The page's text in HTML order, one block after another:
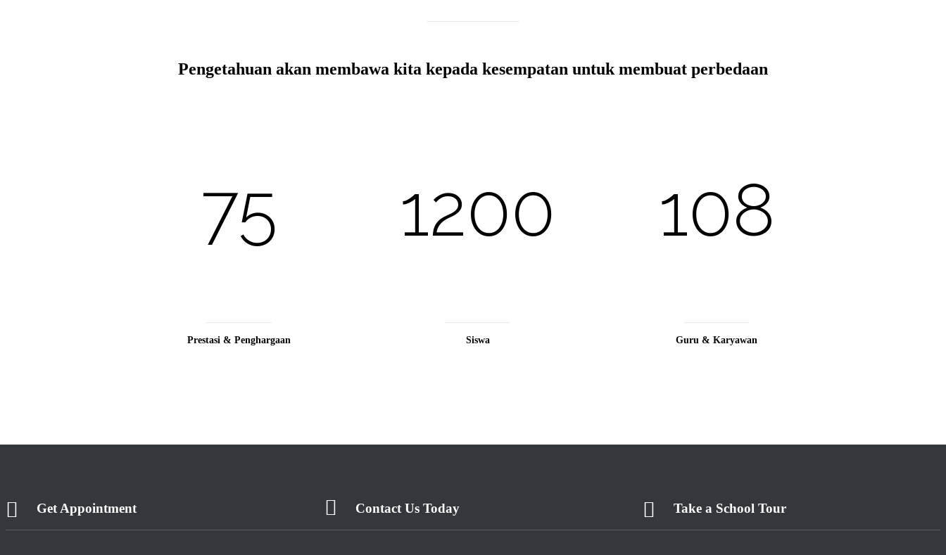
Pengetahuan akan membawa kita kepada kesempatan untuk membuat perbedaan
75
Prestasi & Penghargaan
1200
Siswa
108
Guru & Karyawan
Get Appointment Contact Us Today Take a School Tour